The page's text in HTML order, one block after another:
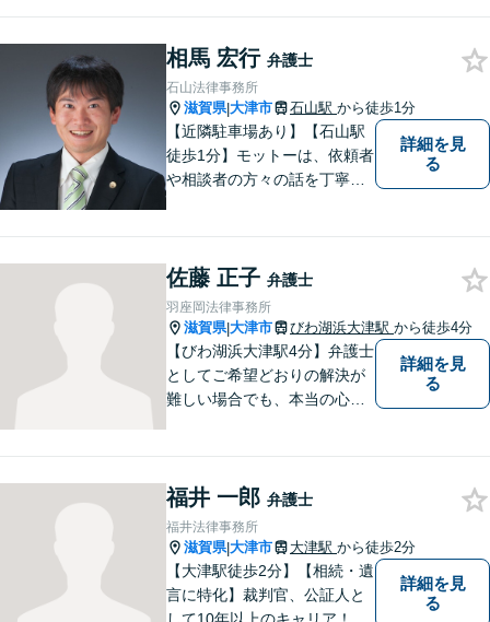
あり】
相馬 宏行 弁護士
石山法律事務所
滋賀県|大津市 石山駅 から徒歩1分
【近隣駐車場あり】【石山駅
徒歩1分】モットーは、依頼者
や相談者の方々の話を丁寧に
にまずは遠慮なくご相談くだ
さい。
詳細を見
る
佐藤 正子 弁護士
羽座岡法律事務所
滋賀県|大津市 びわ湖浜大津駅 から徒歩4分
【びわ湖浜大津駅4分】弁護士
としてご希望どおりの解決が
難しい場合でも、本当の心の
やすい雰囲気作りを心掛けて
おりますので、お気軽にご相
談ください。
詳細を見
る
福井 一郎 弁護士
福井法律事務所
滋賀県|大津市 大津駅 から徒歩2分
【大津駅徒歩2分】【相続・遺
言に特化】裁判官、公証人と
詳細を見
る